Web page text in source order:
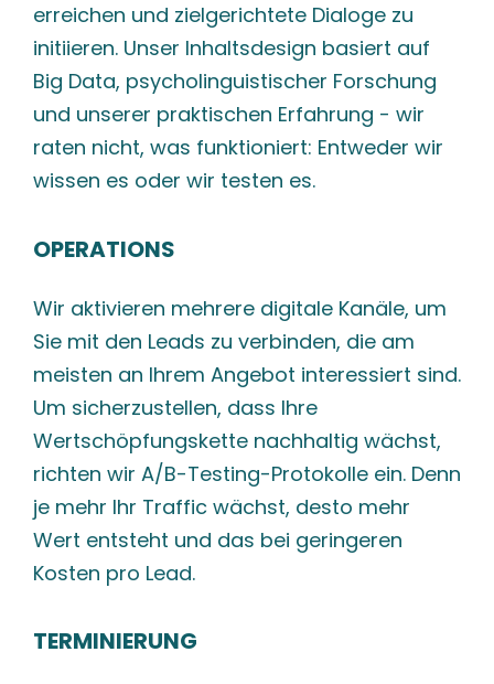
erreichen und zielgerichtete Dialoge zu
initiieren. Unser Inhaltsdesign basiert auf
Big Data, psycholinguistischer Forschung
und unserer praktischen Erfahrung - wir
raten nicht, was funktioniert: Entweder wir
wissen es oder wir testen es.
OPERATIONS
Wir aktivieren mehrere digitale Kanäle, um
Sie mit den Leads zu verbinden, die am
meisten an Ihrem Angebot interessiert sind.
Um sicherzustellen, dass Ihre
Wertschöpfungskette nachhaltig wächst,
richten wir A/B-Testing-Protokolle ein. Denn
je mehr Ihr Traffic wächst, desto mehr
Wert entsteht und das bei geringeren
Kosten pro Lead.
TERMINIERUNG